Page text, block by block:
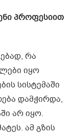
პროფესიით
რა
იყო
სისტემაში
დამჭირდა,
არ იყო.
ამ გზის